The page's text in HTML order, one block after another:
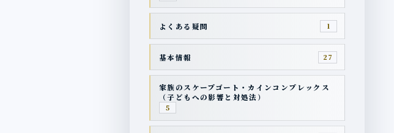
よくある疑問 1
基本情報 27
家族のスケープゴート・カインコンプレックス
（子どもへの影響と対処法）
5